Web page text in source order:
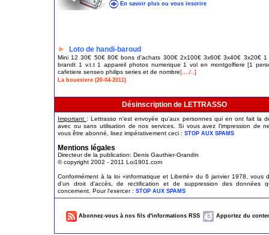
En savoir plus ou vous inscrire
► Loto de handi-baroud
Mini 12 30€ 50€ 80€ bons d'achats 300€ 2x100€ 3x60€ 3x40€ 3x20€ 1
brandt 1 v.t.t 1 appareil photos numerique 1 vol en montgolfiere [1
cafetiere senseo philips series et de nombre[..../..]
La bouexiere (20-04-2011)
Désinscription de LETTRASSO
Important: Lettrasso n'est envoyée qu'aux personnes qui en ont fait la
avec ou sans utilisation de nos services. Si vous avez l'impression de
vous être abonné, lisez impérativement ceci : STOP AUX SPAMS
Mentions légales
Directeur de la publication: Denis Gauthier-Grandin
© copyright 2002 - 2011 Loi1901.com
Conformément à la loi «informatique et Liberté» du 6 janvier 1978, vous
d'un droit d'accès, de rectification et de suppression des données
concernent. Pour l'exercer : STOP AUX SPAMS
Abonnez-vous à nos fils d'informations RSS Apportez du